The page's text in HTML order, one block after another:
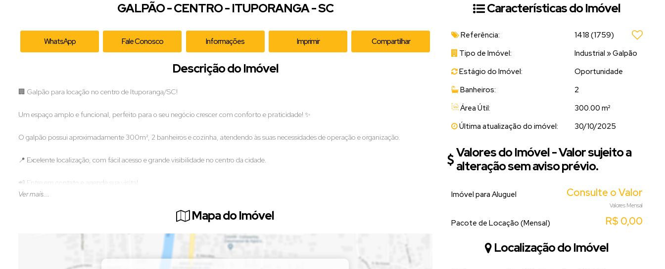
GALPÃO - CENTRO - ITUPORANGA - SC
WhatsApp Fale Conosco Informações Imprimir Compartilhar
Descrição do Imóvel
🏢 Galpão para locação no centro de Ituporanga/SC!
Um espaço amplo e funcional, perfeito para o seu negócio crescer com conforto e praticidade! ✨
O galpão possui aproximadamente 300m², 2 banheiros e cozinha, atendendo às suas necessidades de operação e organização.
📍 Excelente localização, com fácil acesso e grande visibilidade no centro da cidade.
📲 Entre em contato e agende sua visita!
Ver mais...
Mapa do Imóvel
Características do Imóvel
Referência: 1418 (1759)
Tipo de Imóvel:
Industrial »Galpão
Estágio do Imóvel:
Oportunidade
Banheiros:
2
Área Útil:
300.00 m²
Última atualização do imóvel:
30/10/2025
Valores do Imóvel - Valor sujeito a
alteração sem aviso prévio.
Consulte o Valor
Imóvel para Aluguel
Valores Mensal
R$ 0,00
Pacote de Locação (Mensal)
Localização do Imóvel